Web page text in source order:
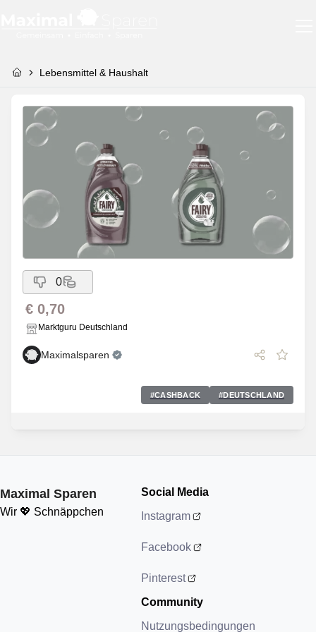
Lebensmittel & Haushalt
0
€ 0,70
Marktguru Deutschland
Maximalsparen
#CASHBACK #DEUTSCHLAND
Maximal Sparen
Wir 💖 Schnäppchen
Social Media
Instagram
Facebook
Pinterest
Community
Nutzungsbedingungen